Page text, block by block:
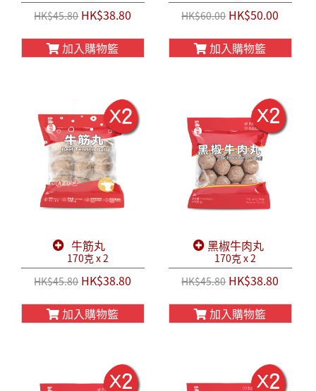
HK$45.80HK$38.80
加入購物籃
HK$60.00HK$50.00
加入購物籃
牛筋丸
170克 x 2
HK$45.80HK$38.80
加入購物籃
黑椒牛肉丸
170克 x 2
HK$45.80HK$38.80
加入購物籃